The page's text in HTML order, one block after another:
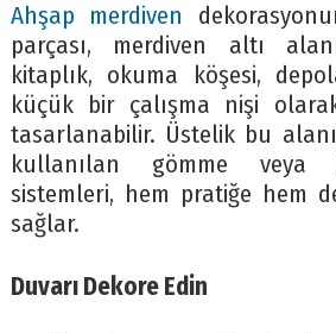
Ahşap merdiven
parçası, merdiven altı
kitaplık, okuma köşesi,
küçük bir çalışma nişi
tasarlanabilir. Üstelik bu
kullanılan gömme veya
sistemleri, hem pratiğe hem
sağlar.
Duvarı Dekore Edin